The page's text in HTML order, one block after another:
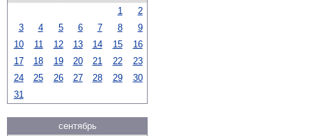
1
2
3
4 5 6 7 8
9
10
11 12 13 14 15
16
17
18 19 20 21 22
23
24
25 26 27 28 29
30
31
сентябрь